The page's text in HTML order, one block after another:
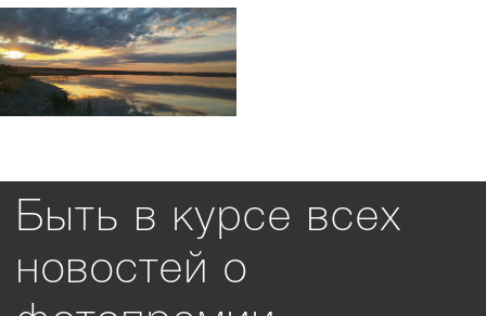
Быть в курсе всех
новостей о